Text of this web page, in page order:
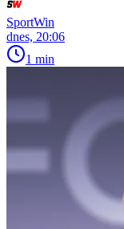
SportWin
dnes, 20:06
1 min